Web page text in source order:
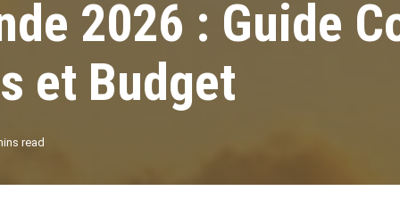
2026 : Guide
et Budget
read